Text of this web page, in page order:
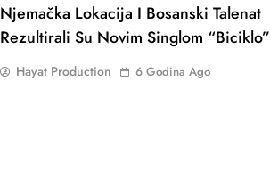
Njemačka Lokacija I Bosanski Talenat
Rezultirali Su Novim Singlom “Biciklo”
Hayat Production 6 Godina Ago